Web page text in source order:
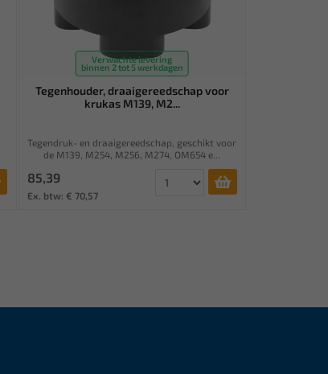
Verwachte levering
binnen 2 tot 5 werkdagen
Tegenhouder, draaigereedschap voor
krukas M139, M2...
Tegendruk- en draaigereedschap, geschikt voor
de M139, M254, M256, M274, OM654 e...
85,39
Ex. btw: € 70,57